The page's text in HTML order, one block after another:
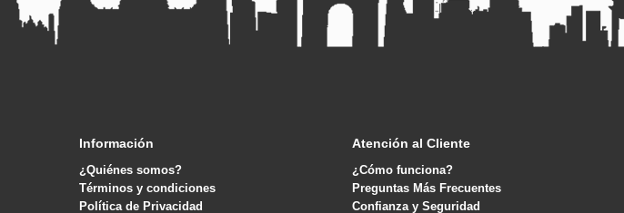
Información
¿Quiénes somos?
Términos y condiciones
Política de Privacidad
Atención al Cliente
¿Cómo funciona?
Preguntas Más Frecuentes
Confianza y Seguridad